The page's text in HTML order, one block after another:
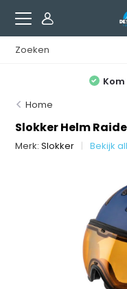
Home
Slokker Helm
Merk:Slokker Bekijk